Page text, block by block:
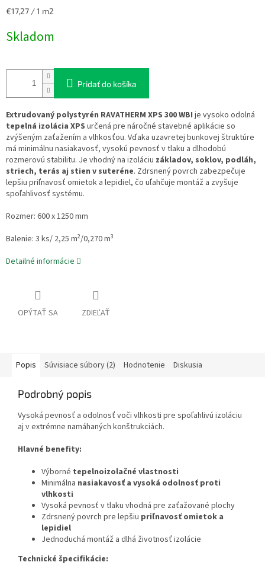
Jednotková
€17,27 / 1 m2
Skladom
Pridať do košíka
Extrudovaný polystyrén RAVATHERM XPS 300 WBI je vysoko odolná
tepelná izolácia XPS určená pre náročné stavebné aplikácie so
zvýšeným zaťažením a vlhkosťou. Vďaka uzavretej bunkovej štruktúre
má minimálnu nasiakavosť, vysokú pevnosť v tlaku a dlhodobú
rozmerovú stabilitu. Je vhodný na izoláciu základov, soklov, podláh,
striech, terás aj stien v suteréne. Zdrsnený povrch zabezpečuje
lepšiu priľnavosť omietok a lepidiel, čo uľahčuje montáž a zvyšuje
spoľahlivosť systému.
Rozmer: 600 x 1250 mm
Balenie: 3 ks/ 2,25 m2/0,270 m3
Detailné informácie
OPÝTAŤ SA ZDIEĽAŤ
Popis Súvisiace súbory (2) Hodnotenie Diskusia
Podrobný popis
Vysoká pevnosť a odolnosť voči vlhkosti pre spoľahlivú izoláciu
aj v extrémne namáhaných konštrukciách.
Hlavné benefity:
Výborné tepelnoizolačné vlastnosti
Minimálna nasiakavosť a vysoká odolnosť proti
vlhkosti
Vysoká pevnosť v tlaku vhodná pre zaťažované plochy
Zdrsnený povrch pre lepšiu priľnavosť omietok a
lepidiel
Jednoduchá montáž a dlhá životnosť izolácie
Technické špecifikácie: